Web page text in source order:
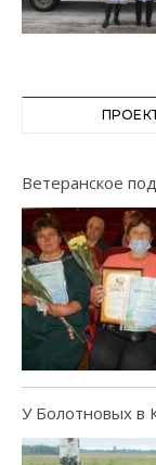
Ветеранское
У Болотновых в